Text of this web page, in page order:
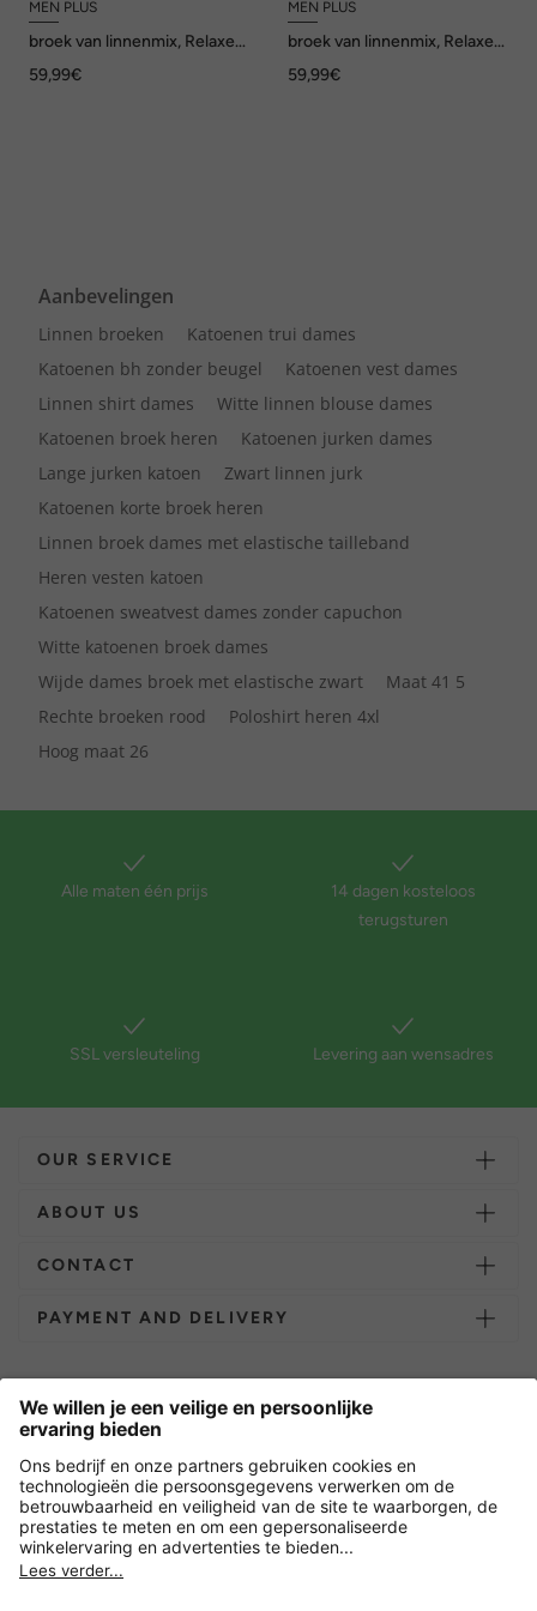
MEN PLUS
broek van linnenmix, Relaxed
8XL
59,99€
MEN PLUS
broek van linnenmix, Relaxed
8XL
59,99€
Aanbevelingen
Linnen broeken
Katoenen trui dames
Katoenen bh zonder beugel
Katoenen vest dames
Linnen shirt dames
Witte linnen blouse dames
Katoenen broek heren
Katoenen jurken dames
Lange jurken katoen
Zwart linnen jurk
Katoenen korte broek heren
Linnen broek dames met elastische tailleband
Heren vesten katoen
Katoenen sweatvest dames zonder capuchon
Witte katoenen broek dames
Wijde dames broek met elastische zwart
Maat 41 5
Rechte broeken rood
Poloshirt heren 4xl
Hoog maat 26
Alle maten één prijs
14 dagen kosteloos
terugsturen
SSL versleuteling Levering aan wensadres
OUR SERVICE
ABOUT US
CONTACT
PAYMENT AND DELIVERY
Nederland
Versleuteling met